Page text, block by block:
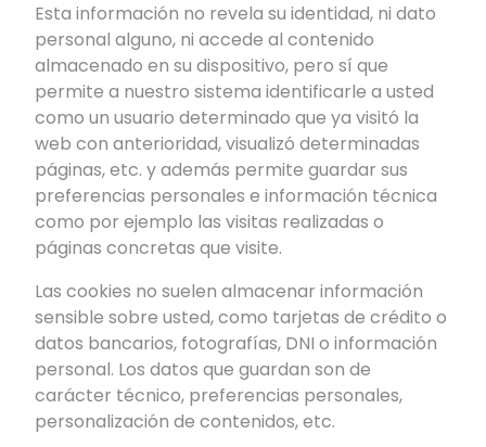
Esta información no revela su identidad, ni dato
personal alguno, ni accede al contenido
almacenado en su dispositivo, pero sí que
permite a nuestro sistema identificarle a usted
como un usuario determinado que ya visitó la
web con anterioridad, visualizó determinadas
páginas, etc. y además permite guardar sus
preferencias personales e información técnica
como por ejemplo las visitas realizadas o
páginas concretas que visite.
Las cookies no suelen almacenar información
sensible sobre usted, como tarjetas de crédito o
datos bancarios, fotografías, DNI o información
personal. Los datos que guardan son de
carácter técnico, preferencias personales,
personalización de contenidos, etc.